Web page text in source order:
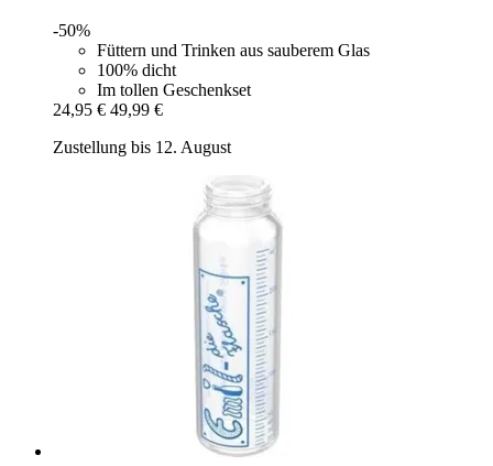
-50%
Füttern und Trinken aus sauberem Glas
100% dicht
Im tollen Geschenkset
24,95 € 49,99 €
Zustellung bis 12. August